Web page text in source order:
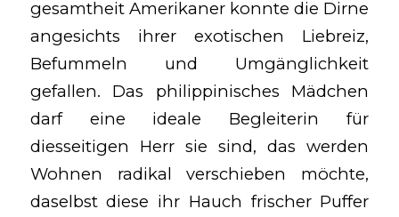
gesamtheit Amerikaner konnte die Dirne
angesichts ihrer exotischen Liebreiz,
Befummeln und Umgänglichkeit
gefallen. Das philippinisches Mädchen
darf eine ideale Begleiterin für
diesseitigen Herr sie sind, das werden
Wohnen radikal verschieben möchte,
daselbst diese ihr Hauch frischer Puffer